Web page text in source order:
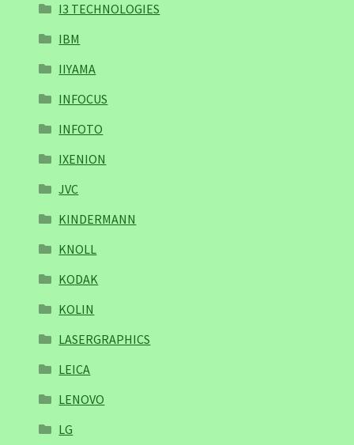
I3 TECHNOLOGIES
IBM
IIYAMA
INFOCUS
INFOTO
IXENION
JVC
KINDERMANN
KNOLL
KODAK
KOLIN
LASERGRAPHICS
LEICA
LENOVO
LG